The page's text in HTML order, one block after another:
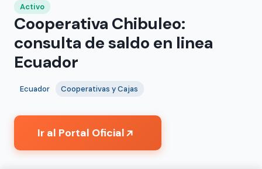
Activo
Cooperativa Chibuleo:
consulta de saldo en linea
Ecuador
Ecuador Cooperativas y Cajas
Ir al Portal Oficial↗